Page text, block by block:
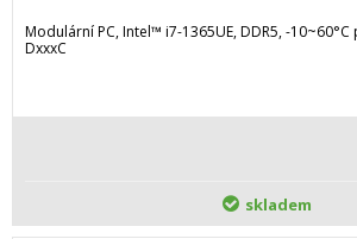
Modulární PC, Intel™ i7-1365UE, DDR5, -
DxxxC
skladem